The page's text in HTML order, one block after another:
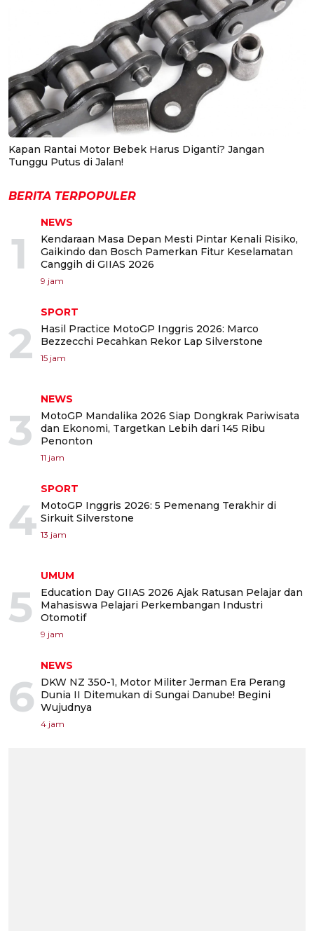
Kapan Rantai Motor Bebek Harus Diganti? Jangan
Tunggu Putus di Jalan!
BERITA TERPOPULER
1
NEWS
Kendaraan Masa Depan Mesti Pintar Kenali Risiko,
Gaikindo dan Bosch Pamerkan Fitur Keselamatan
Canggih di GIIAS 2026
9 jam
2
SPORT
Hasil Practice MotoGP Inggris 2026: Marco
Bezzecchi Pecahkan Rekor Lap Silverstone
15 jam
3
NEWS
MotoGP Mandalika 2026 Siap Dongkrak Pariwisata
dan Ekonomi, Targetkan Lebih dari 145 Ribu
Penonton
11 jam
4
SPORT
MotoGP Inggris 2026: 5 Pemenang Terakhir di
Sirkuit Silverstone
13 jam
5
UMUM
Education Day GIIAS 2026 Ajak Ratusan Pelajar dan
Mahasiswa Pelajari Perkembangan Industri
Otomotif
9 jam
6
NEWS
DKW NZ 350-1, Motor Militer Jerman Era Perang
Dunia II Ditemukan di Sungai Danube! Begini
Wujudnya
4 jam